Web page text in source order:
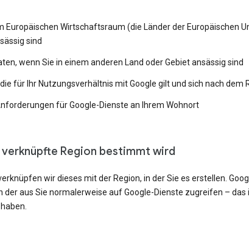
Europäischen Wirtschaftsraum (die Länder der Europäischen
sind
wenn Sie in einem anderen Land oder Gebiet ansässig sind
für Ihr Nutzungsverhältnis mit Google gilt und sich nach dem
für Google-Dienste an Ihrem Wohnort
Region bestimmt wird
wir dieses mit der Region, in der Sie es erstellen.
aus Sie normalerweise auf Google-Dienste zugreifen –